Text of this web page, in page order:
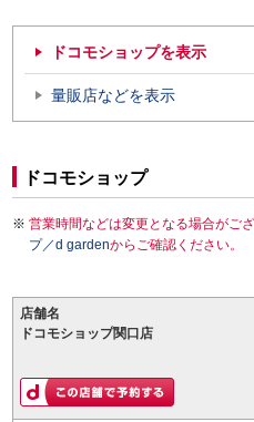
ドコモショップを表示
量販店などを表示
ドコモショップ
営業時間などは変更となる場合がご
プ／d gardenからご確認ください。
店舗名
ドコモショップ関口店